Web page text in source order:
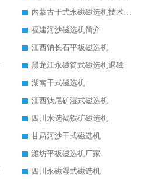
内蒙古干式永磁磁选机技术要求
福建河沙磁选机简介
江西钠长石平板磁选机
黑龙江永磁筒式磁选机退磁
湖南干式磁选机
江西钛尾矿湿式磁选机
四川水选褐铁矿磁选机
甘肃河沙干式磁选机
潍坊平板磁选机厂家
四川永磁湿式磁选机